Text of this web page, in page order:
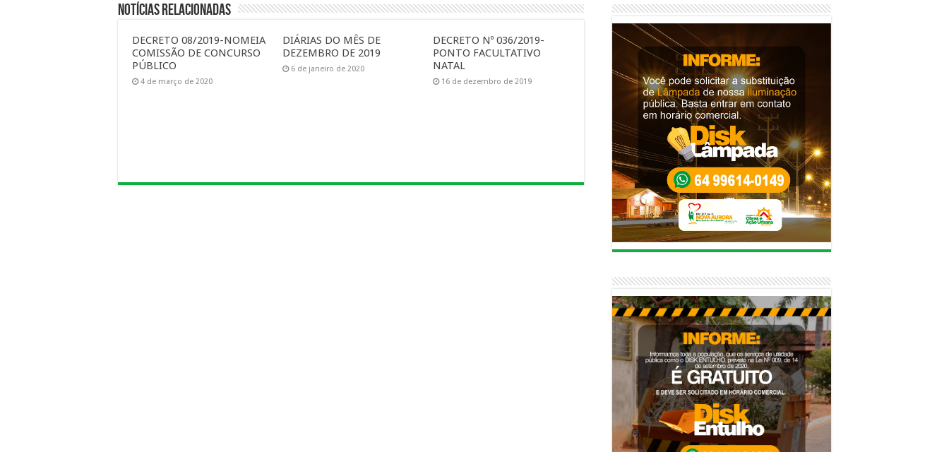
Notícias Relacionadas
DECRETO 08/2019-NOMEIA
COMISSÃO DE CONCURSO
PÚBLICO
4 de março de 2020
DIÁRIAS DO MÊS DE
DEZEMBRO DE 2019
6 de janeiro de 2020
DECRETO Nº 036/2019-
PONTO FACULTATIVO
NATAL
16 de dezembro de 2019